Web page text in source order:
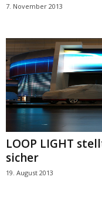
7. November 2013
LOOP LIGHT
sicher
19. August 2013